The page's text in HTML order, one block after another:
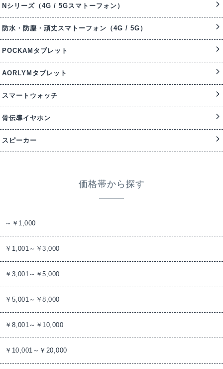
Nシリーズ（4G / 5Gスマトーフォン）
防水・防塵・頑丈スマトーフォン（4G / 5G）
POCKAMタブレット
AORLYMタブレット
スマートウォッチ
骨伝導イヤホン
スピーカー
価格帯から探す
～￥1,000
￥1,001～￥3,000
￥3,001～￥5,000
￥5,001～￥8,000
￥8,001～￥10,000
￥10,001～￥20,000